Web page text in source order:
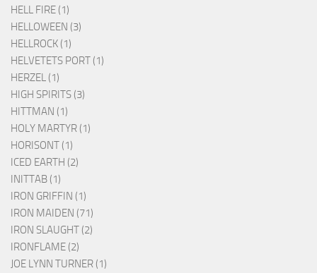
HELL FIRE (1)
HELLOWEEN (3)
HELLROCK (1)
HELVETETS PORT (1)
HERZEL (1)
HIGH SPIRITS (3)
HITTMAN (1)
HOLY MARTYR (1)
HORISONT (1)
ICED EARTH (2)
INITTAB (1)
IRON GRIFFIN (1)
IRON MAIDEN (71)
IRON SLAUGHT (2)
IRONFLAME (2)
JOE LYNN TURNER (1)